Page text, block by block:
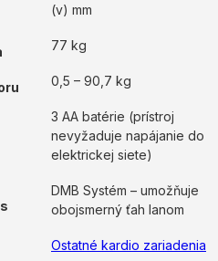
(v) mm
77 kg
0,5 – 90,7 kg
3 AA batérie (prístroj
nevyžaduje napájanie do
elektrickej siete)
DMB Systém – umožňuje
obojsmerný ťah lanom
Ostatné kardio zariadenia